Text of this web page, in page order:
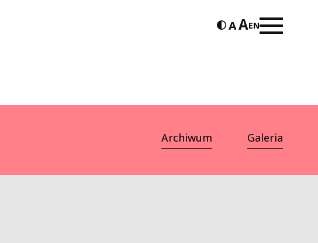
EN
Archiwum Galeria